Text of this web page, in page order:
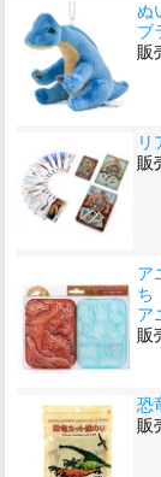
ぬ
ブ
販
リ
販
ア
ち
ア
販
恐
販